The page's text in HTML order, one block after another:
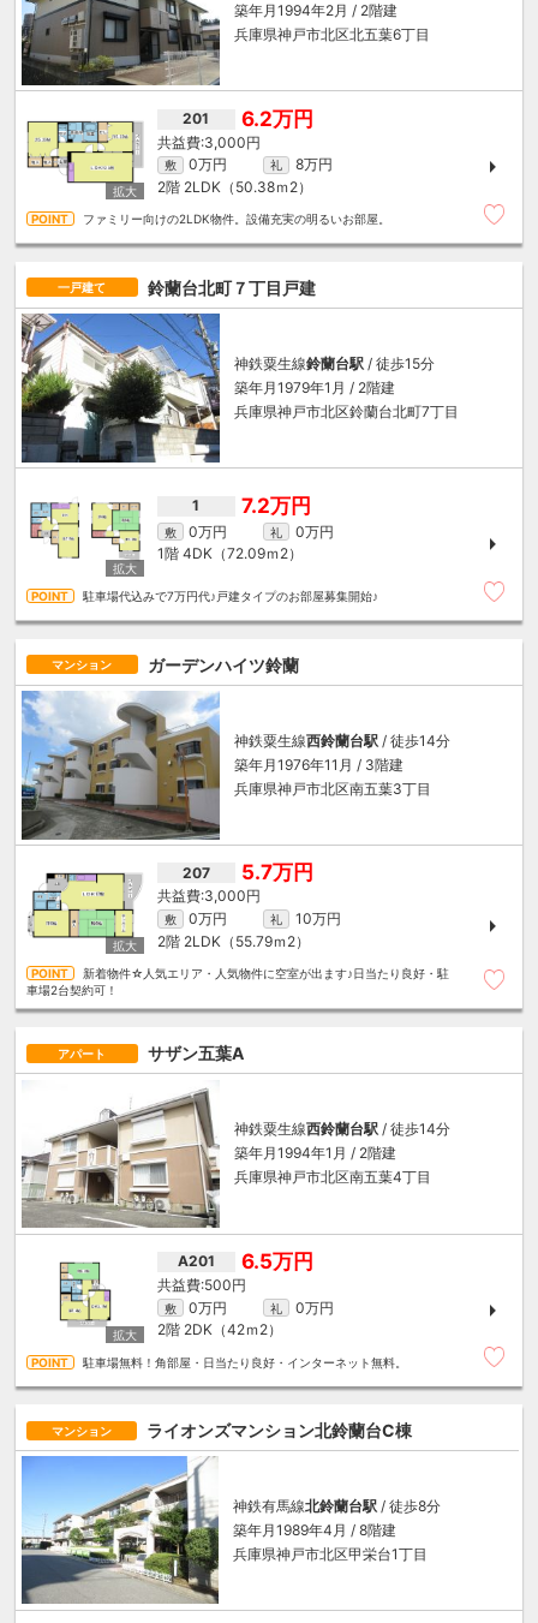
築年月1994年2月 / 2階建
兵庫県神戸市北区北五葉6丁目
201 6.2万円
3,000円
敷 0万円 礼
8万円
2階 2LDK（50.38ｍ 2）
ファミリー向けの2LDK物件。設備充実の明るいお部屋。
一戸建て 鈴蘭台北町７丁目戸建
神鉄粟生線鈴蘭台駅 / 徒歩15分
築年月1979年1月 / 2階建
兵庫県神戸市北区鈴蘭台北町7丁目
1 7.2万円
敷 0万円 礼
0万円
1階 4DK（72.09ｍ 2）
駐車場代込みで7万円代♪戸建タイプのお部屋募集開始♪
マンション ガーデンハイツ鈴蘭
神鉄粟生線西鈴蘭台駅 / 徒歩14分
築年月1976年11月 / 3階建
兵庫県神戸市北区南五葉3丁目
207 5.7万円
3,000円
敷 0万円 礼
10万円
2階 2LDK（55.79ｍ 2）
新着物件☆人気エリア・人気物件に空室が出ます♪日当たり良好・駐
車場2台契約可！
アパート サザン五葉A
神鉄粟生線西鈴蘭台駅 / 徒歩14分
築年月1994年1月 / 2階建
兵庫県神戸市北区南五葉4丁目
A201 6.5万円
500円
敷 0万円 礼
0万円
2階 2DK（42ｍ 2）
駐車場無料！角部屋・日当たり良好・インターネット無料。
マンション ライオンズマンション北鈴蘭台C棟
神鉄有馬線北鈴蘭台駅 / 徒歩8分
築年月1989年4月 / 8階建
兵庫県神戸市北区甲栄台1丁目